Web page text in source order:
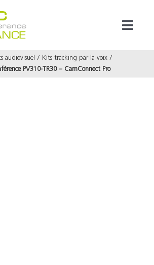
audiovisuel
Kits tracking par la voix
PV310-TR30 – CamConnect Pro